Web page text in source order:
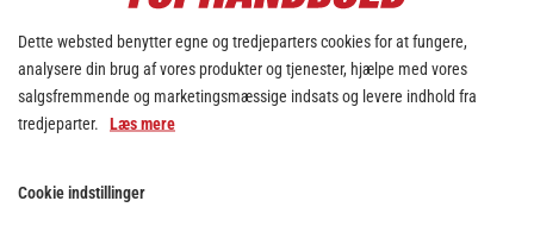
Dette websted benytter egne og tredjeparters cookies for at fungere,
analysere din brug af vores produkter og tjenester, hjælpe med vores
salgsfremmende og marketingsmæssige indsats og levere indhold fra
tredjeparter. Læs mere
Cookie indstillinger